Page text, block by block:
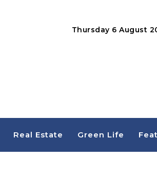
Thursday 6 August
Real Estate Green Life